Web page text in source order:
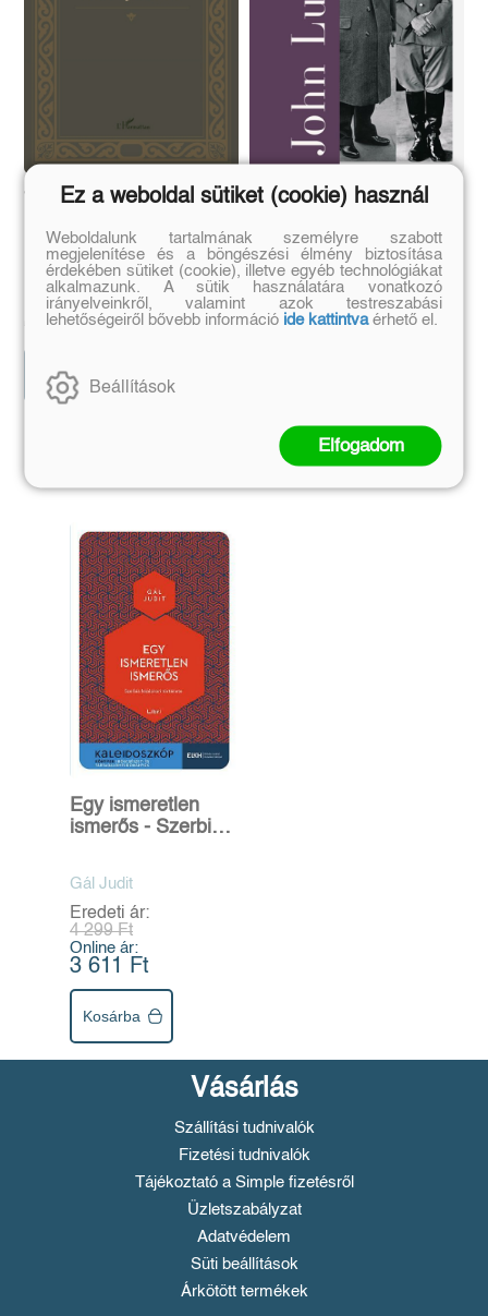
Történetmesélés a
Bartók Zsófia Ágnes
Eredeti ár:
6 990 Ft
Kötött ár:
6 291 Ft
Kosárba
A párviadal
John Lukacs
Eredeti ár:
6 499 Ft
Online ár:
5 459 Ft
Szerző további művei
Egy ismeretlen
ismerős - Szerbia
Gál Judit
Eredeti ár:
4 299 Ft
Online ár:
3 611 Ft
Kosárba
Vásárlás
Szállítási tudnivalók
Fizetési tudnivalók
Tájékoztató a Simple fizetésről
Üzletszabályzat
Adatvédelem
Süti beállítások
Árkötött termékek
Ez a weboldal sütiket (cookie) használ
Weboldalunk tartalmának személyre szabott
megjelenítése és a böngészési élmény biztosítása
érdekében sütiket (cookie), illetve egyéb technológiákat
alkalmazunk. A sütik használatára vonatkozó
irányelveinkről, valamint azok testreszabási
lehetőségeiről bővebb információ ide kattintvaérhető el.
Beállítások
Elfogadom